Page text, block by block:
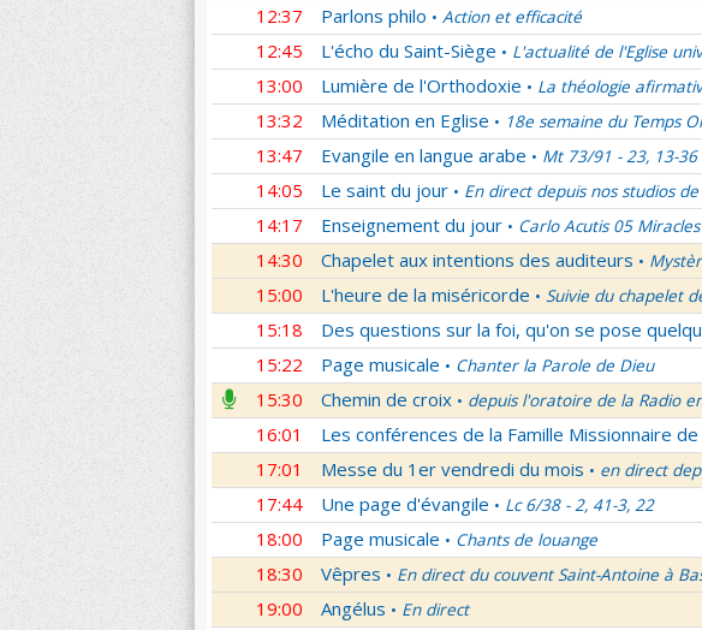
12:37 Parlons philo • Action et efficacité
12:45 L'écho du Saint-Siège • L'actualité de l'Eglise
13:00 Lumière de l'Orthodoxie • La théologie
13:32 Méditation en Eglise • 18e semaine du Temps
13:47 Evangile en langue arabe • Mt 73/91 - 23, 13-36
14:05 Le saint du jour • En direct depuis nos studios
14:17 Enseignement du jour • Carlo Acutis 05
14:30 Chapelet aux intentions des auditeurs •
15:00 L'heure de la miséricorde • Suivie du chapelet
15:18 Des questions sur la foi, qu'on se pose
15:22 Page musicale • Chanter la Parole de Dieu
15:30 Chemin de croix • depuis l'oratoire de la Radio
16:01 Les conférences de la Famille Missionnaire
17:01 Messe du 1er vendredi du mois • en direct
17:44 Une page d'évangile • Lc 6/38 - 2, 41-3, 22
18:00 Page musicale • Chants de louange
18:30 Vêpres • En direct du couvent Saint-Antoine à
19:00 Angélus • En direct